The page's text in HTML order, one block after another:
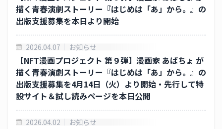
描く青春演劇ストーリー『はじめは「あ」から。』の
出版支援募集を本日より開始
2026.04.07 お知らせ
【NFT漫画プロジェクト 第９弾】漫画家 あばちょ が
描く青春演劇ストーリー『はじめは「あ」から。』の
出版支援募集を4月14日（火）より開始・先行して特
設サイト＆試し読みページを本日公開
2026.04.02 お知らせ